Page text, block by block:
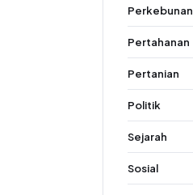
Perkebunan
Pertahanan
Pertanian
Politik
Sejarah
Sosial